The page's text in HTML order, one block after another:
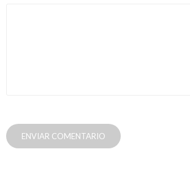
ENVIAR COMENTARIO